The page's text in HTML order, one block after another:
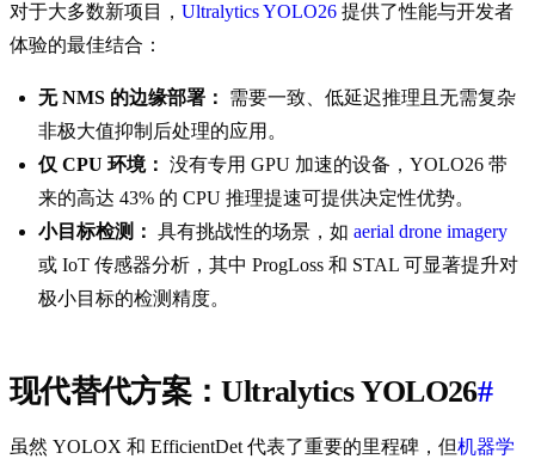
对于大多数新项目， Ultralytics YOLO26 提供了性能与开发者
体验的最佳结合：
无 NMS 的边缘部署：
需要一致、低延迟推理且无需复杂
非极大值抑制后处理的应用。
仅 CPU 环境： 没有专用 GPU 加速的设备，YOLO26 带
来的高达 43% 的 CPU 推理提速可提供决定性优势。
小目标检测： 具有挑战性的场景，如 aerial drone imagery
或 IoT 传感器分析，其中 ProgLoss 和 STAL 可显著提升对
极小目标的检测精度。
现代替代方案：Ultralytics YOLO26#
虽然 YOLOX 和 EfficientDet 代表了重要的里程碑，但机器学